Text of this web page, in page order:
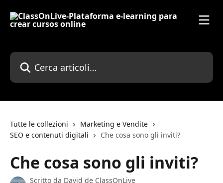
Cerca articoli…
Tutte le collezioni
Marketing e Vendite
SEO e contenuti digitali
Che cosa sono gli inviti?
Che cosa sono gli inviti?
Scritto da David de ClassOnLive